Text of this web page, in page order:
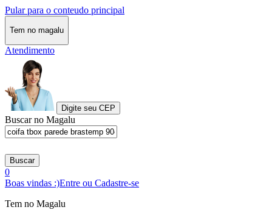
Pular para o conteudo principal
Tem no magalu
Atendimento
Digite seu CEP
Buscar no Magalu
Buscar
0
Boas vindas :)Entre ou Cadastre-se
Tem no Magalu